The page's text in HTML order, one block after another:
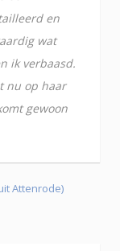
en
wat
ik verbaasd.
nu op haar
gewoon
Attenrode)